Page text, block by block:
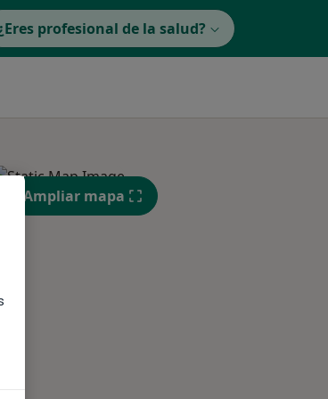
profesional de la salud?
Ampliar mapa